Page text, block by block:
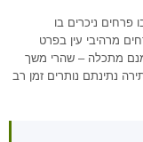
פרחים ניכרים בו
מרהיבי עין בפרט
מתכלה – שהרי משך
נתינתם נותרים זמן רב